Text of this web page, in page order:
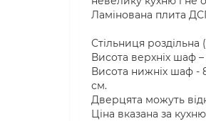
Ламінована плита
Стільниця
Висота верхніх шаф
Висота нижніх шаф -
см.
Дверцята можуть
Ціна вказана за